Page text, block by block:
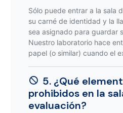
Sólo puede entrar a la sala
su carné de identidad y la
sea asignado para guardar
Nuestro laboratorio hace
papel (o similar) cuando el
5. ¿Qué
prohibidos en la
evaluación?